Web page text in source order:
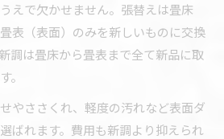
えで欠かせません。張替えは畳床
表（表面）のみを新しいものに交換
調は畳床から畳表まで全て新品に取
。
やささくれ、軽度の汚れなど表面ダ
ばれます。費用も新調より抑えられ